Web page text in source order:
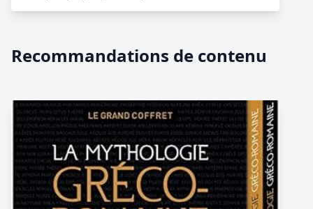
Recommandations de contenu